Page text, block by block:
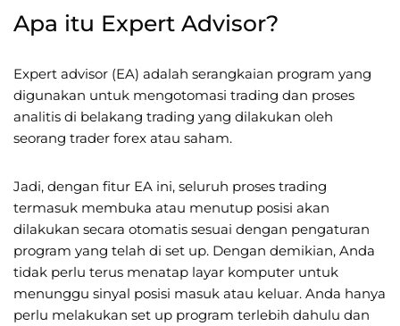
Apa itu Expert Advisor?
Expert advisor (EA) adalah serangkaian program yang
digunakan untuk mengotomasi trading dan proses
analitis di belakang trading yang dilakukan oleh
seorang trader forex atau saham.
Jadi, dengan fitur EA ini, seluruh proses trading
termasuk membuka atau menutup posisi akan
dilakukan secara otomatis sesuai dengan pengaturan
program yang telah di set up. Dengan demikian, Anda
tidak perlu terus menatap layar komputer untuk
menunggu sinyal posisi masuk atau keluar. Anda hanya
perlu melakukan set up program terlebih dahulu dan